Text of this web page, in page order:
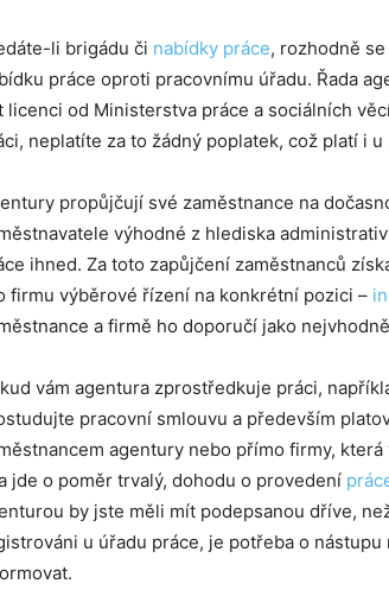
li brigádu či nabídky práce, rozhodně
práce oproti pracovnímu úřadu. Řada
licenci od Ministerstva práce a sociálních
neplatíte za to žádný poplatek, což platí i
propůjčují své zaměstnance na
výhodné z hlediska
ihned. Za toto zapůjčení zaměstnanců
firmu výběrové řízení na konkrétní pozici –
a firmě ho doporučí jako
vám agentura zprostředkuje práci,
pracovní smlouvu a především
agentury nebo přímo firmy,
jde o poměr trvalý, dohodu o provedení
by jste měli mít podepsanou dříve,
u úřadu práce, je potřeba o